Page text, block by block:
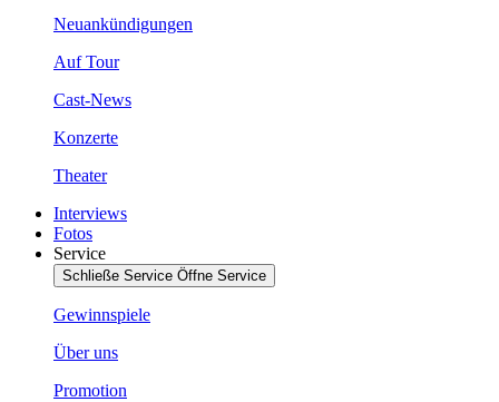
Neuankündigungen
Auf Tour
Cast-News
Konzerte
Theater
Interviews
Fotos
Service
Schließe Service Öffne Service
Gewinnspiele
Über uns
Promotion